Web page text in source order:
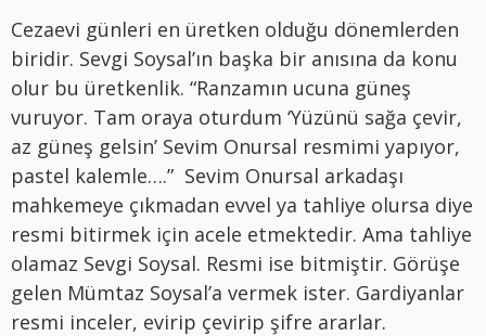
Cezaevi günleri en üretken olduğu dönemlerden
biridir. Sevgi Soysal’ın başka bir anısına da konu
olur bu üretkenlik. “Ranzamın ucuna güneş
vuruyor. Tam oraya oturdum ‘Yüzünü sağa çevir,
az güneş gelsin’ Sevim Onursal resmimi yapıyor,
pastel kalemle….” Sevim Onursal arkadaşı
mahkemeye çıkmadan evvel ya tahliye olursa diye
resmi bitirmek için acele etmektedir. Ama tahliye
olamaz Sevgi Soysal. Resmi ise bitmiştir. Görüşe
gelen Mümtaz Soysal’a vermek ister. Gardiyanlar
resmi inceler, evirip çevirip şifre ararlar.